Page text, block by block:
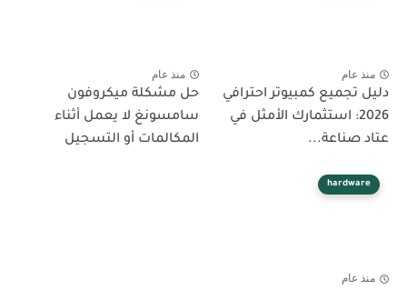
منذ عام
دليل تجميع كمبيوتر احترافي
2026: استثمارك الأمثل في
عتاد صناعة...
منذ عام
حل مشكلة ميكروفون
سامسونغ لا يعمل أثناء
المكالمات أو التسجيل
hardware
منذ عام